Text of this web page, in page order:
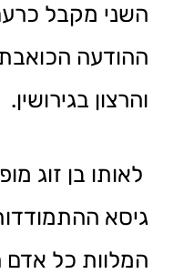
השני מקבל
ההודעה הכואבת
והרצון בגירושין.
לאותו בן זוג
גיסא
המלוות כל אדם